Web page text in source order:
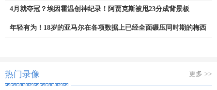
4月就夺冠？埃因霍温创神纪录！阿贾克斯被甩23分成背景板
年轻有为！18岁的亚马尔在各项数据上已经全面碾压同时期的梅西
热门录像 更多 >>